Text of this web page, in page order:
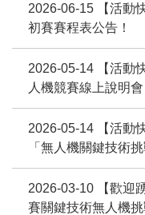
第1屆
第2屆
2026-06-15 【活動
初賽賽程表公告！
2026-05-14 【活動
人機競賽線上說明會
2026-05-14 【活動
「無人機關鍵技術
2026-03-10 【歡迎
賽關鍵技術無人機